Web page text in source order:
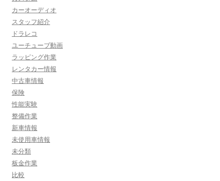
カーオーディオ
スタッフ紹介
ドラレコ
ユーチューブ動画
ラッピング作業
レンタカー情報
中古車情報
保険
性能実験
整備作業
新車情報
未使用車情報
未分類
板金作業
比較